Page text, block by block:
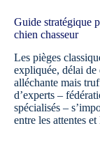
Guide stratégique
chien chasseur
Les pièges
expliquée, délai de
alléchante mais
d’experts –
spécialisés –
entre les attentes